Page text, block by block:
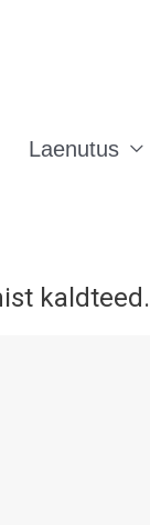
Laenutus
kaldteed.